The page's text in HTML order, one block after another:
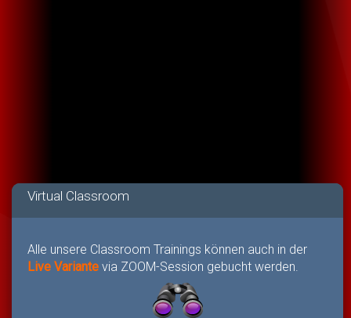
Virtual Classroom
Alle unsere Classroom Trainings können auch in der
Live Variante via ZOOM-Session gebucht werden.